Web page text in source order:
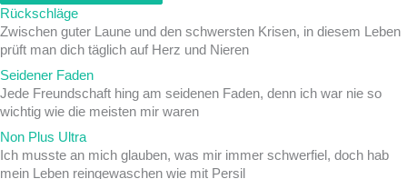
Rückschläge
Zwischen guter Laune und den schwersten Krisen, in diesem Leben
prüft man dich täglich auf Herz und Nieren
Seidener Faden
Jede Freundschaft hing am seidenen Faden, denn ich war nie so
wichtig wie die meisten mir waren
Non Plus Ultra
Ich musste an mich glauben, was mir immer schwerfiel, doch hab
mein Leben reingewaschen wie mit Persil